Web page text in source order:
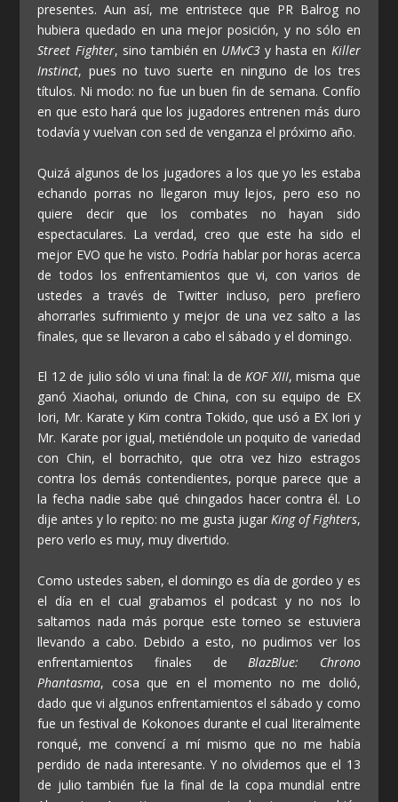
presentes. Aun así, me entristece que PR Balrog no
hubiera quedado en una mejor posición, y no sólo en
Street Fighter, sino también en UMvC3 y hasta en Killer
Instinct, pues no tuvo suerte en ninguno de los tres
títulos. Ni modo: no fue un buen fin de semana. Confío
en que esto hará que los jugadores entrenen más duro
todavía y vuelvan con sed de venganza el próximo año.
Quizá algunos de los jugadores a los que yo les estaba
echando porras no llegaron muy lejos, pero eso no
quiere decir que los combates no hayan sido
espectaculares. La verdad, creo que este ha sido el
mejor EVO que he visto. Podría hablar por horas acerca
de todos los enfrentamientos que vi, con varios de
ustedes a través de Twitter incluso, pero prefiero
ahorrarles sufrimiento y mejor de una vez salto a las
finales, que se llevaron a cabo el sábado y el domingo.
El 12 de julio sólo vi una final: la deKOF XIII, misma que
ganó Xiaohai, oriundo de China, con su equipo de EX
Iori, Mr. Karate y Kim contra Tokido, que usó a EX Iori y
Mr. Karate por igual, metiéndole un poquito de variedad
con Chin, el borrachito, que otra vez hizo estragos
contra los demás contendientes, porque parece que a
la fecha nadie sabe qué chingados hacer contra él. Lo
dije antes y lo repito: no me gusta jugar King of Fighters,
pero verlo es muy, muy divertido.
Como ustedes saben, el domingo es día de gordeo y es
el día en el cual grabamos el podcast y no nos lo
saltamos nada más porque este torneo se estuviera
llevando a cabo. Debido a esto, no pudimos ver los
enfrentamientos finales de BlazBlue: Chrono
Phantasma, cosa que en el momento no me dolió,
dado que vi algunos enfrentamientos el sábado y como
fue un festival de Kokonoes durante el cual literalmente
ronqué, me convencí a mí mismo que no me había
perdido de nada interesante. Y no olvidemos que el 13
de julio también fue la final de la copa mundial entre